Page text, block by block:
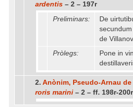
ardentis – 2 – 197r
Preliminars:
De
de
Pròlegs:
Pone in
2. Anònim, Pseudo-Arnau de
roris marini – 2 – ff. 198r-200r